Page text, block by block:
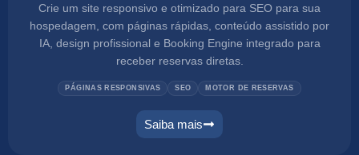
Crie um site responsivo e otimizado para SEO para sua
hospedagem, com páginas rápidas, conteúdo assistido por
IA, design profissional e Booking Engine integrado para
receber reservas diretas.
PÁGINAS RESPONSIVAS SEO MOTOR DE RESERVAS
Saiba mais